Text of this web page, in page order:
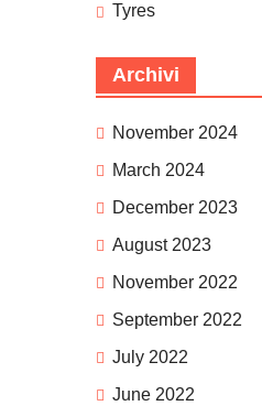
Tyres
Archivi
November 2024
March 2024
December 2023
August 2023
November 2022
September 2022
July 2022
June 2022